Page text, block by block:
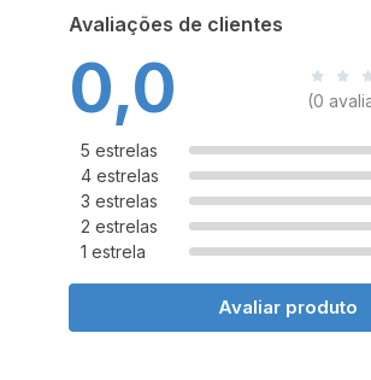
Avaliações de clientes
0,0 (0
5 estrelas
4 estrelas
3 estrelas
2 estrelas
1 estrela
Avaliar produto